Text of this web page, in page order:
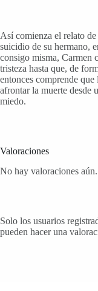
Así comienza el relato
suicidio de su hermano,
consigo misma, Carmen
tristeza hasta que, de
entonces comprende
afrontar la muerte desde
miedo.
Valoraciones
No hay valoraciones aún.
Solo los usuarios
pueden hacer una